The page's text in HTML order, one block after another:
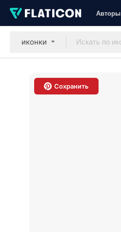
Авторы
иконки
Сохранить